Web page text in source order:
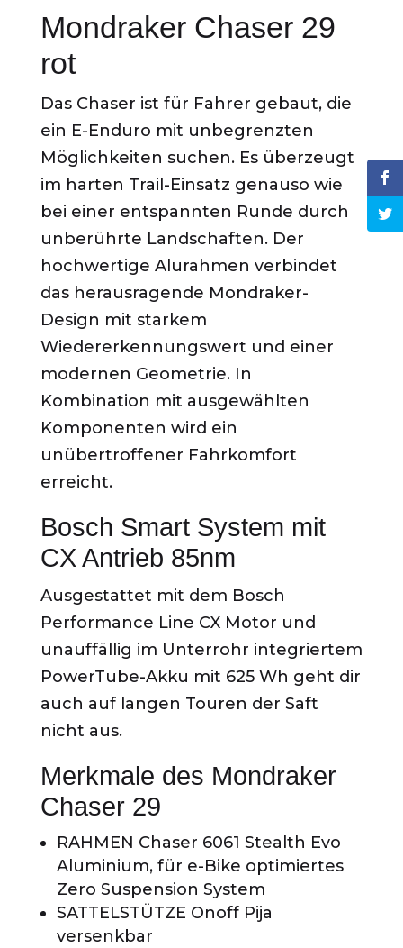
Mondraker Chaser 29
rot
Das Chaser ist für Fahrer gebaut, die
ein E-Enduro mit unbegrenzten
Möglichkeiten suchen. Es überzeugt
im harten Trail-Einsatz genauso wie
bei einer entspannten Runde durch
unberührte Landschaften. Der
hochwertige Alurahmen verbindet
das herausragende Mondraker-
Design mit starkem
Wiedererkennungswert und einer
modernen Geometrie. In
Kombination mit ausgewählten
Komponenten wird ein
unübertroffener Fahrkomfort
erreicht.
Bosch Smart System mit
CX Antrieb 85nm
Ausgestattet mit dem Bosch
Performance Line CX Motor und
unauffällig im Unterrohr integriertem
PowerTube-Akku mit 625 Wh geht dir
auch auf langen Touren der Saft
nicht aus.
Merkmale des Mondraker
Chaser 29
RAHMEN Chaser 6061 Stealth Evo
Aluminium, für e-Bike optimiertes
Zero Suspension System
SATTELSTÜTZE Onoff Pija
versenkbar